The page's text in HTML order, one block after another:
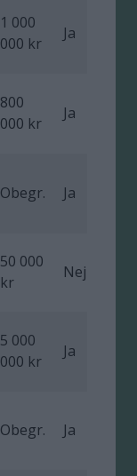
1 000
000 kr
Ja
800
000 kr
Ja
Obegr. Ja
50 000
kr
Nej
5 000
000 kr
Ja
Obegr. Ja